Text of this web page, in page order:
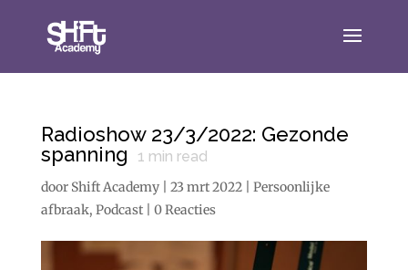
Radioshow 23/3/2022: Gezonde
spanning
1 min read
door Shift Academy| 23 mrt 2022| Persoonlijke
afbraak, Podcast| 0 Reacties